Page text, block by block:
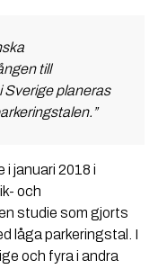
till
Sverige planeras
januari 2018 i
och
studie som gjorts
låga parkeringstal. I
och fyra i andra